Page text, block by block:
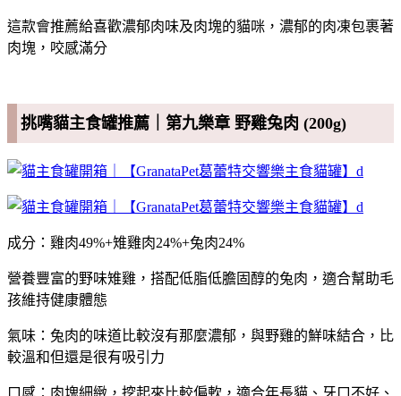
這款會推薦給喜歡濃郁肉味及肉塊的貓咪，濃郁的肉凍包裹著
肉塊，咬感滿分
挑嘴貓主食罐推薦｜第九樂章 野雞兔肉 (200g)
成分：雞肉49%+雉雞肉24%+兔肉24%
營養豐富的野味雉雞，搭配低脂低膽固醇的兔肉，適合幫助毛
孩維持健康體態
氣味：兔肉的味道比較沒有那麼濃郁，與野雞的鮮味結合，比
較溫和但還是很有吸引力
口感：肉塊細緻，挖起來比較偏軟，適合年長貓、牙口不好、